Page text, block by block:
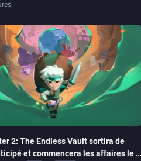
2: The Endless Vault sortira de
et commencera les affaires le 2